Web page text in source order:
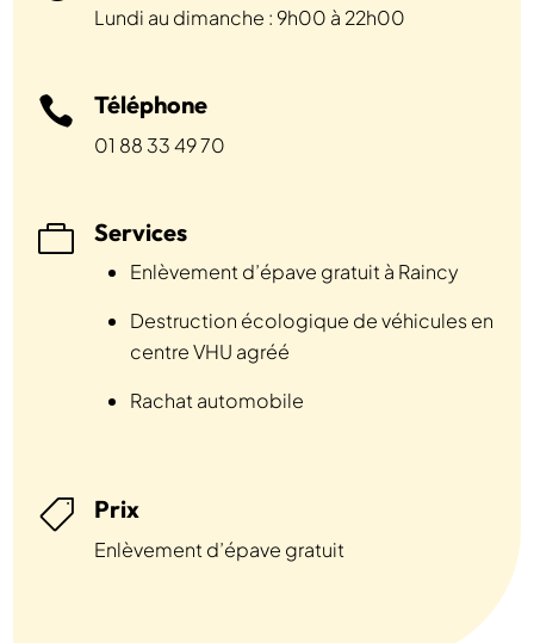
Lundi au dimanche : 9h00 à 22h00
 Téléphone
01 88 33 49 70
 Services
Enlèvement d’épave gratuit à Raincy
Destruction écologique de véhicules en
centre VHU agréé
Rachat automobile
 Prix
Enlèvement d’épave gratuit